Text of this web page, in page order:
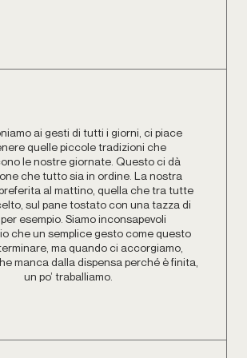
ai gesti di tutti i giorni, ci piace
quelle piccole tradizioni che
le nostre giornate. Questo ci dà
che tutto sia in ordine. La nostra
al mattino, quella che tra tutte
sul pane tostato con una tazza di
esempio. Siamo inconsapevoli
che un semplice gesto come questo
ma quando ci accorgiamo,
manca dalla dispensa perché è finita,
un po’ traballiamo.